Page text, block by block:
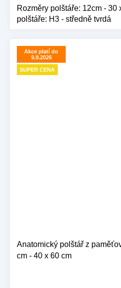
Rozměry polštáře: 12cm -
polštáře: H3 - středně tvrdá
Akce platí do
9.9.2026
SUPER CENA
Anatomický polštář z
cm - 40 x 60 cm